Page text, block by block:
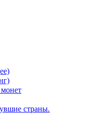
страны.